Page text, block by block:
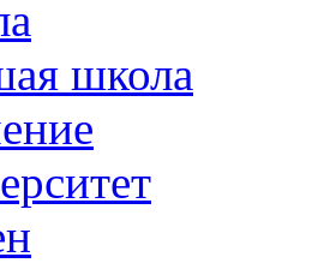
школа